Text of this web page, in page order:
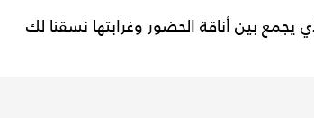
بين أناقة الحضور وغرابتها نسقنا لك